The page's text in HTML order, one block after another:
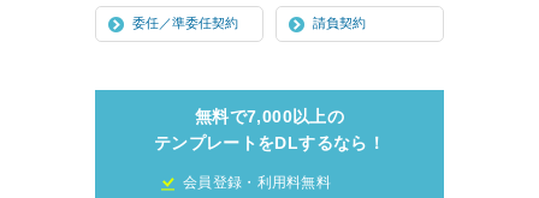
委任／準委任契約 請負契約
無料で7,000以上の
テンプレートをDLするなら！
会員登録・利用料無料